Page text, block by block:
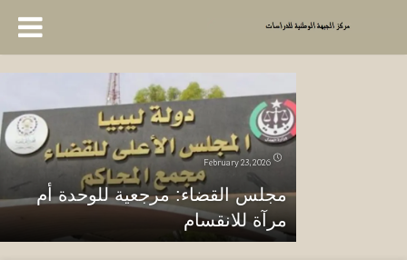
February 23, 2026
مجلس القضاء: مرجعية للوحدة أم
مرآة للانقسام